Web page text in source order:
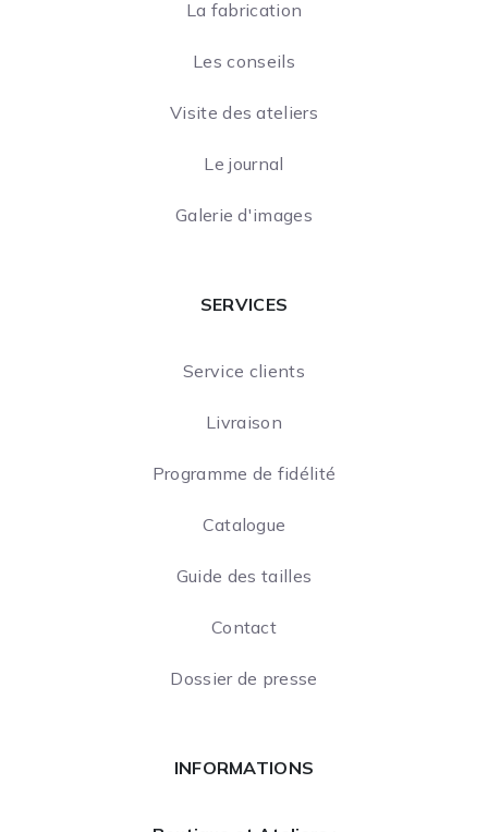
La fabrication
Les conseils
Visite des ateliers
Le journal
Galerie d'images
SERVICES
Service clients
Livraison
Programme de fidélité
Catalogue
Guide des tailles
Contact
Dossier de presse
INFORMATIONS